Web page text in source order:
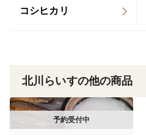
コシヒカリ
北川らいすの他の商品